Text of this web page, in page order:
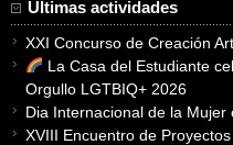
Últimas actividades
XXI Concurso de Creación
La Casa del Estudiante
Orgullo LGTBIQ+ 2026
Dia Internacional de la Mujer
XVIII Encuentro de